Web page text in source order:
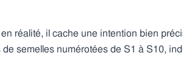
réalité, il cache une intention bien
semelles numérotées de S1 à S10,